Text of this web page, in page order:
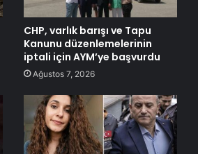
CHP, varlık barışı ve Tapu
Kanunu düzenlemelerinin
iptali için AYM’ye başvurdu
Ağustos 7, 2026